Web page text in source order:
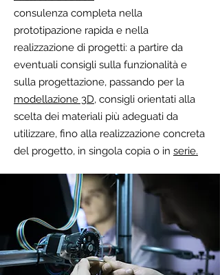
consulenza completa nella
prototipazione rapida e nella
realizzazione di progetti: a partire da
eventuali consigli sulla funzionalità e
sulla progettazione, passando per la
modellazione 3D, consigli orientati alla
scelta dei materiali più adeguati da
utilizzare, fino alla realizzazione concreta
del progetto, in singola copia o in serie.